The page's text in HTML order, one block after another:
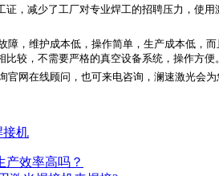
，减少了工厂对专业焊工的招聘压力，使用
障，维护成本低，操作简单，生产成本低，
较，不需要严格的真空设备系统，操作方
网在线顾问，也可来电咨询，澜速激光会
接机
产效率高吗？